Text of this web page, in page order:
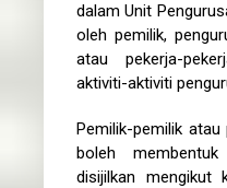
dalam Unit
oleh pemilik,
atau pekerja-
aktiviti-aktiviti
Pemilik-pemilik
boleh
disijilkan mengikut